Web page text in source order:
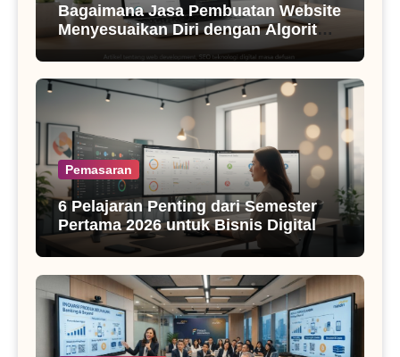
Bagaimana Jasa Pembuatan Website
Menyesuaikan Diri dengan Algoritma
SEO Masa Kini
Pemasaran
6 Pelajaran Penting dari Semester
Pertama 2026 untuk Bisnis Digital